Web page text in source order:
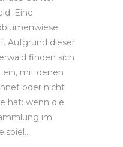
Eine
Aufgrund dieser
finden sich
ein, mit denen
oder nicht
hat: wenn die
im